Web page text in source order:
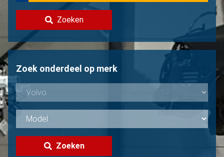
Volvo verkopen?
Niet gevonden?
Zoeken
Zoek onderdeel op merk
Zoeken